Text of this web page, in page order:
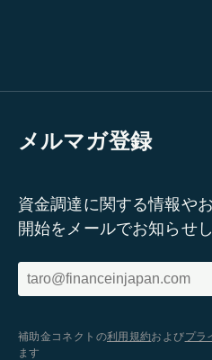
メルマガ登録
資金調達に関する情報や
開始をメールでお知らせし
補助金コネクトの利用規約およびプラ
ます